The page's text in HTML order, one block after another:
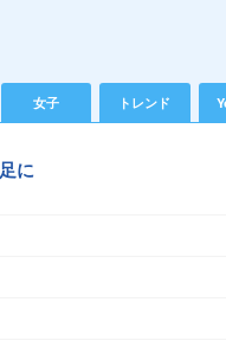
女子 トレンド
に